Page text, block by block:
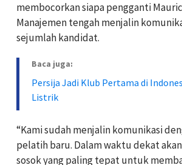
membocorkan siapa pengganti
Manajemen tengah menjalin
sejumlah kandidat.
Baca juga:
Persija Jadi Klub Pertama di
Listrik
“Kami sudah menjalin komunikasi
pelatih baru. Dalam waktu dekat
sosok yang paling tepat untuk